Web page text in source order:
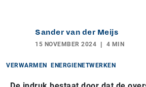
Sander van der Meijs
15 NOVEMBER 2024 4 MIN
VERWARMEN ENERGIENETWERKEN